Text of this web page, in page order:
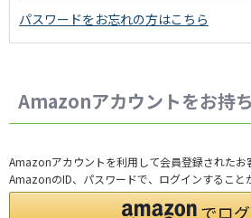
Amazonアカウントをお持
Amazonアカウントを利用して会員登録されたお
AmazonのID、パスワードで、ログインすること